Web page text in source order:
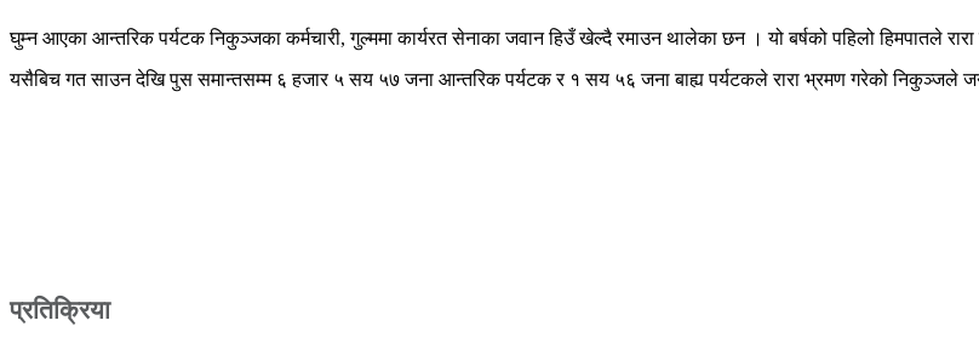
घुम्न आएका आन्तरिक पर्यटक निकुञ्जका कर्मचारी, गुल्ममा कार्यरत सेनाका जवान हिउँ खेल्दै रमाउन थालेका छन । यो बर्षको पहिलो हिमपातले रारा
यसैबिच गत साउन देखि पुस समान्तसम्म ६ हजार ५ सय ५७ जना आन्तरिक पर्यटक र १ सय ५६ जना बाह्य पर्यटकले रारा भ्रमण गरेको निकुञ्जले
प्रतिक्रिया